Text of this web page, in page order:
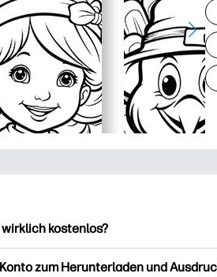
kostenlos?
zum Herunterladen und